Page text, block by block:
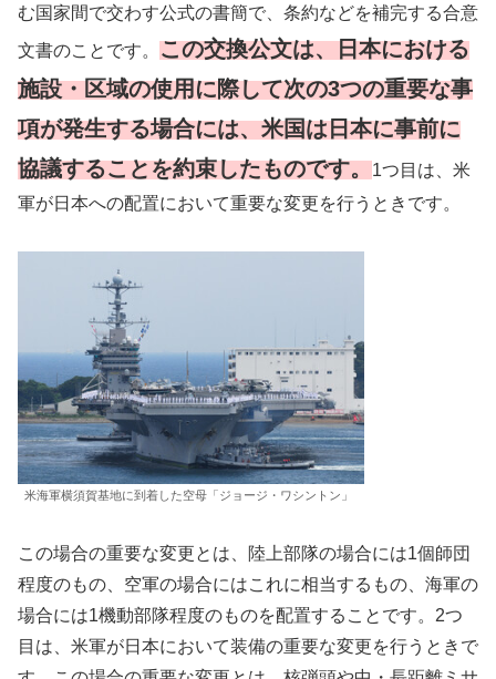
む国家間で交わす公式の書簡で、条約などを補完する合意
文書のことです。 この交換公文は、日本における
施設・区域の使用に際して次の3つの重要な事
項が発生する場合には、米国は日本に事前に
協議することを約束したものです。1つ目は、米
軍が日本への配置において重要な変更を行うときです。
米海軍横須賀基地に到着した空母「ジョージ・ワシントン」
この場合の重要な変更とは、陸上部隊の場合には1個師団
程度のもの、空軍の場合にはこれに相当するもの、海軍の
場合には1機動部隊程度のものを配置することです。2つ
目は、米軍が日本において装備の重要な変更を行うときで